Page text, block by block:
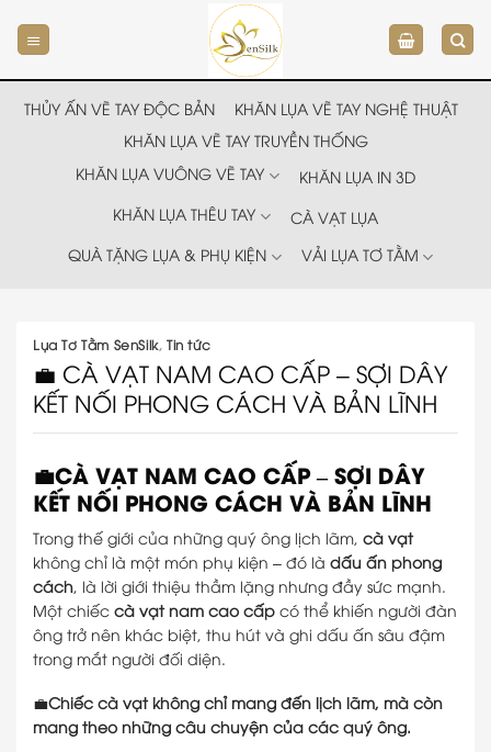
đến
nội
dung
THỦY ẤN VẼ TAY ĐỘC BẢN
KHĂN LỤA VẼ TAY NGHỆ THUẬT
KHĂN LỤA VẼ TAY TRUYỀN THỐNG
KHĂN LỤA VUÔNG VẼ TAY
KHĂN LỤA IN 3D
KHĂN LỤA THÊU TAY
CÀ VẠT LỤA
QUÀ TẶNG LỤA & PHỤ KIỆN
VẢI LỤA TƠ TẰM
Lụa Tơ Tằm SenSilk,Tin tức
💼 CÀ VẠT NAM CAO CẤP – SỢI DÂY
KẾT NỐI PHONG CÁCH VÀ BẢN LĨNH
💼CÀ VẠT NAM CAO CẤP – SỢI DÂY
KẾT NỐI PHONG CÁCH VÀ BẢN LĨNH
Trong thế giới của những quý ông lịch lãm, cà vạt
không chỉ là một món phụ kiện – đó là dấu ấn phong
cách , là lời giới thiệu thầm lặng nhưng đầy sức mạnh.
Một chiếc cà vạt nam cao cấp có thể khiến người đàn
ông trở nên khác biệt, thu hút và ghi dấu ấn sâu đậm
trong mắt người đối diện.
💼Chiếc cà vạt không chỉ mang đến lịch lãm, mà còn
mang theo những câu chuyện của các quý ông.